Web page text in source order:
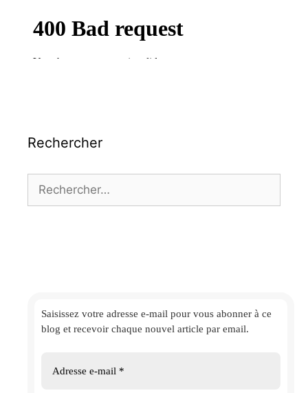
Rechercher
Saisissez votre adresse e-mail pour vous abonner à ce
blog et recevoir chaque nouvel article par email.